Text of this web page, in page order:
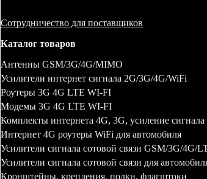
Сотрудничество для поставщиков
Каталог товаров
Антенны GSM/3G/4G/MIMO
Усилители интернет сигнала 2G/3G/4G/WiFi
Роутеры 3G 4G LTE WI-FI
Модемы 3G 4G LTE WI-FI
Комплекты интернета 4G, 3G, усиление сигнала
Интернет 4G роутеры WiFi для автомобиля
Усилители сигнала сотовой связи GSM/3G/4G/
Усилители сигнала сотовой связи для
Кронштейны, крепления, полки, флагштоки